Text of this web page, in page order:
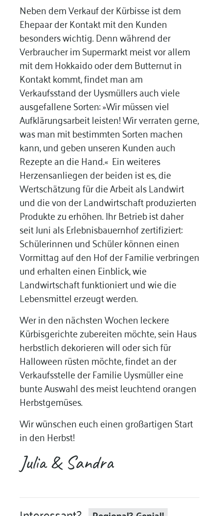
Neben dem Verkauf der Kürbisse ist dem
Ehepaar der Kontakt mit den Kunden
besonders wichtig. Denn während der
Verbraucher im Supermarkt meist vor allem
mit dem Hokkaido oder dem Butternut in
Kontakt kommt, findet man am
Verkaufsstand der Uysmüllers auch viele
ausgefallene Sorten: »Wir müssen viel
Aufklärungsarbeit leisten! Wir verraten gerne,
was man mit bestimmten Sorten machen
kann, und geben unseren Kunden auch
Rezepte an die Hand.« Ein weiteres
Herzensanliegen der beiden ist es, die
Wertschätzung für die Arbeit als Landwirt
und die von der Landwirtschaft produzierten
Produkte zu erhöhen. Ihr Betrieb ist daher
seit Juni als Erlebnisbauernhof zertifiziert:
Schülerinnen und Schüler können einen
Vormittag auf den Hof der Familie verbringen
und erhalten einen Einblick, wie
Landwirtschaft funktioniert und wie die
Lebensmittel erzeugt werden.
Wer in den nächsten Wochen leckere
Kürbisgerichte zubereiten möchte, sein Haus
herbstlich dekorieren will oder sich für
Halloween rüsten möchte, findet an der
Verkaufsstelle der Familie Uysmüller eine
bunte Auswahl des meist leuchtend orangen
Herbstgemüses.
Wir wünschen euch einen großartigen Start
in den Herbst!
Julia & Sandra